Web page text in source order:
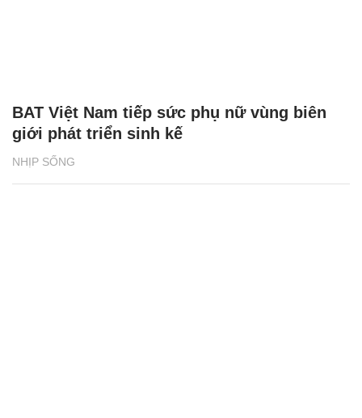
NHỊP SỐNG
BAT Việt Nam tiếp sức phụ nữ vùng biên
giới phát triển sinh kế